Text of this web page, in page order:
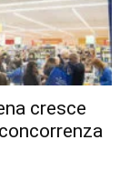
cresce